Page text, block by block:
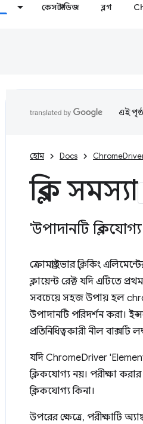
কেস স্টাডিজ ব্লগ
এই
হোম Docs
ক্লিক সমস্যা
'উপাদানটি
ক্রোমড্রাইভার ক্লিকিং
ক্লায়েন্ট রেক্ট যদি এটিতে
সবচেয়ে সহজ উপায় হল
উপাদানটি পরিদর্শন করা।
প্রতিনিধিত্বকারী নীল
যদি ChromeDriver
ক্লিকযোগ্য নয়। পরীক্ষা
ক্লিকযোগ্য কিনা।
উপরের ক্ষেত্রে, পরীক্ষাটি